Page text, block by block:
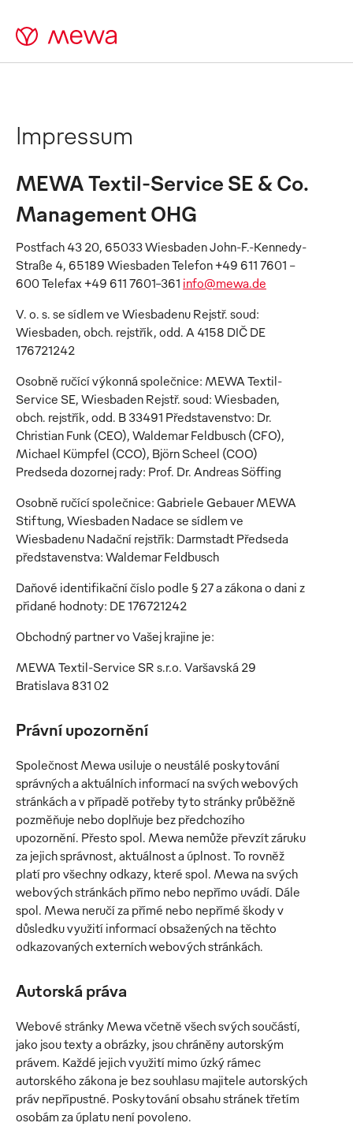
Impressum
MEWA Textil-Service SE & Co.
Management OHG
Postfach 43 20, 65033 Wiesbaden John-F.-Kennedy-
Straße 4, 65189 Wiesbaden Telefon +49 611 7601 -
600 Telefax +49 611 7601-361 info@mewa.de
V. o. s. se sídlem ve Wiesbadenu Rejstř. soud:
Wiesbaden, obch. rejstřík, odd. A 4158 DIČ DE
176721242
Osobně ručící výkonná společnice: MEWA Textil-
Service SE, Wiesbaden Rejstř. soud: Wiesbaden,
obch. rejstřík, odd. B 33491 Představenstvo: Dr.
Christian Funk (CEO), Waldemar Feldbusch (CFO),
Michael Kümpfel (CCO), Björn Scheel (COO)
Predseda dozornej rady: Prof. Dr. Andreas Söffing
Osobně ručící společnice: Gabriele Gebauer MEWA
Stiftung, Wiesbaden Nadace se sídlem ve
Wiesbadenu Nadační rejstřík: Darmstadt Předseda
představenstva: Waldemar Feldbusch
Daňové identifikační číslo podle § 27 a zákona o dani z
přidané hodnoty: DE 176721242
Obchodný partner vo Vašej krajine je:
MEWA Textil-Service SR s.r.o. Varšavská 29
Bratislava 831 02
Právní upozornění
Společnost Mewa usiluje o neustálé poskytování
správných a aktuálních informací na svých webových
stránkách a v případě potřeby tyto stránky průběžně
pozměňuje nebo doplňuje bez předchozího
upozornění. Přesto spol. Mewa nemůže převzít záruku
za jejich správnost, aktuálnost a úplnost. To rovněž
platí pro všechny odkazy, které spol. Mewa na svých
webových stránkách přímo nebo nepřímo uvádí. Dále
spol. Mewa neručí za přímé nebo nepřímé škody v
důsledku využití informací obsažených na těchto
odkazovaných externích webových stránkách.
Autorská práva
Webové stránky Mewa včetně všech svých součástí,
jako jsou texty a obrázky, jsou chráněny autorským
právem. Každé jejich využití mimo úzký rámec
autorského zákona je bez souhlasu majitele autorských
práv nepřípustné. Poskytování obsahu stránek třetím
osobám za úplatu není povoleno.